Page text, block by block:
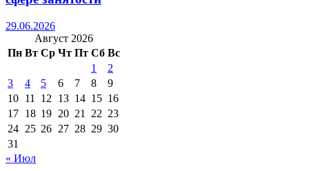
29.06.2026
Август 2026
Пн Вт Ср Чт Пт Сб Вс
1
2
3
4 5 6 7 8
9
10 11 12 13 14 15 16
17 18 19 20 21 22 23
24 25 26 27 28 29 30
31
« Июл